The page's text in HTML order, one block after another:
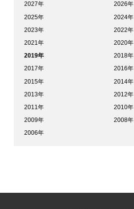
2027年
2026年
2025年
2024年
2023年
2022年
2021年
2020年
2019年
2018年
2017年
2016年
2015年
2014年
2013年
2012年
2011年
2010年
2009年
2008年
2006年